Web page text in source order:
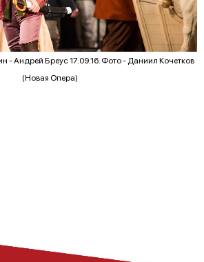
- Андрей Бреус 17.09.16. Фото - Даниил Кочетков
(Новая Опера)